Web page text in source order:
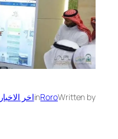
Written by
Roro
inاخر الاخبار